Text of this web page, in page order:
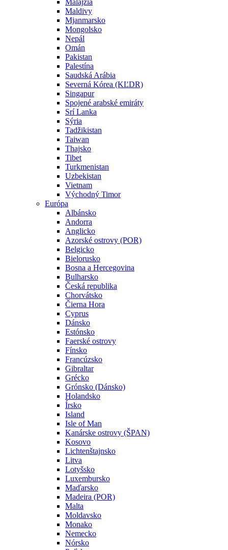
Malajzia
Maldivy
Mjanmarsko
Mongolsko
Nepál
Omán
Pakistan
Palestína
Saudská Arábia
Severná Kórea (KĽDR)
Singapur
Spojené arabské emiráty
Srí Lanka
Sýria
Tadžikistan
Taiwan
Thajsko
Tibet
Turkmenistan
Uzbekistan
Vietnam
Východný Timor
Európa
Albánsko
Andorra
Anglicko
Azorské ostrovy (POR)
Belgicko
Bielorusko
Bosna a Hercegovina
Bulharsko
Česká republika
Chorvátsko
Čierna Hora
Cyprus
Dánsko
Estónsko
Faerské ostrovy
Fínsko
Francúzsko
Gibraltar
Grécko
Grónsko (Dánsko)
Holandsko
Írsko
Island
Isle of Man
Kanárske ostrovy (ŠPAN)
Kosovo
Lichtenštajnsko
Litva
Lotyšsko
Luxembursko
Maďarsko
Madeira (POR)
Malta
Moldavsko
Monako
Nemecko
Nórsko